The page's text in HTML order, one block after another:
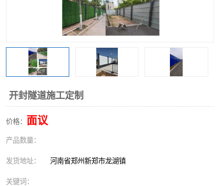
开封隧道施工定制
价格： 面议
产品数量：
发货地址： 河南省郑州新郑市龙湖镇
关键词：